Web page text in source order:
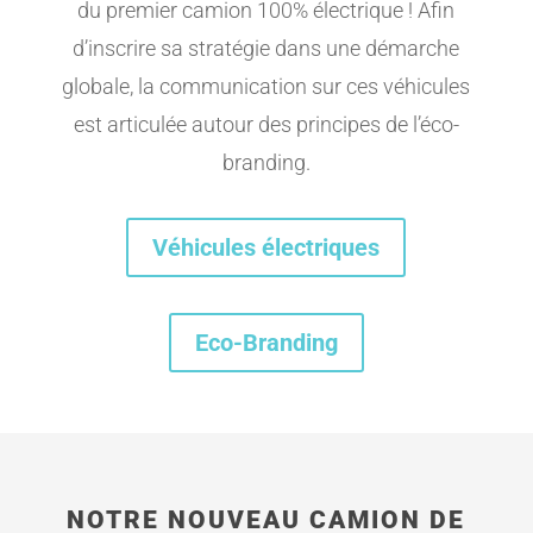
du premier camion 100% électrique ! Afin
d’inscrire sa stratégie dans une démarche
globale, la communication sur ces véhicules
est articulée autour des principes de l’éco-
branding.
Véhicules électriques
Eco-Branding
NOTRE NOUVEAU CAMION DE